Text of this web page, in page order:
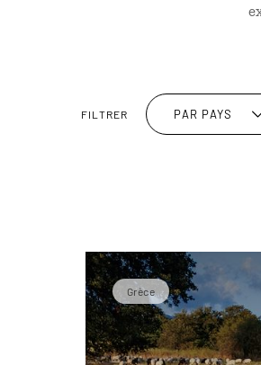
FILTRER PAR PAYS
Grèce